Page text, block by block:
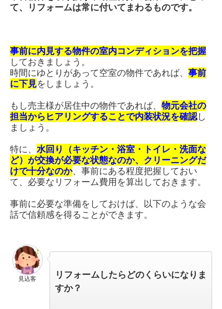
て、リフォームは常に付いてまわるものです。
事前に内見する物件の室内コンディションを把握
しておきましょう。
時間にゆとりがあって空室の物件であれば、 事前
に下見をしましょう。
もし売主様が居住中の物件であれば、 物元会社の
担当からヒアリングすることで内装状況を確認し
ましょう。
特に、 水回り（キッチン・浴室・トイレ・洗面な
ど）が交換が必要な状態なのか、クリーニングだ
けで十分なのか、事前にある程度把握しておい
て、必要なリフォーム費用を算出しておきます。
事前に必要な準備をしておけば、以下のような会
話で信頼感を得ることができます。
見込客
リフォームしたらどのくらいになりま
すか？